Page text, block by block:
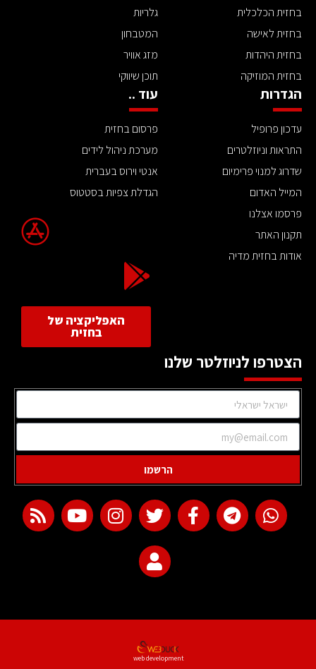
בחזית הכלכלית
בחזית לאישה
בחזית היהדות
בחזית המוזיקה
גלריות
המטבחון
מזג אוויר
תוכן שיווקי
הגדרות
עדכון פרופיל
התראות וניוזלטרים
שדרוג למנוי פרימיום
המייל האדום
פרסמו אצלנו
תקנון האתר
אודות בחזית מדיה
עוד ..
פרסום בחזית
מערכת ניהול לידים
אנטי וירוס בעברית
הגדלת צפיות בסטטוס
האפליקציה של
בחזית
הצטרפו לניוזלטר שלנו
הרשמו
web development